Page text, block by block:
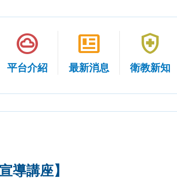
cloud_circle
平台介紹
newsmode
最新消息
health_and_safety
衛教新知
導講座】